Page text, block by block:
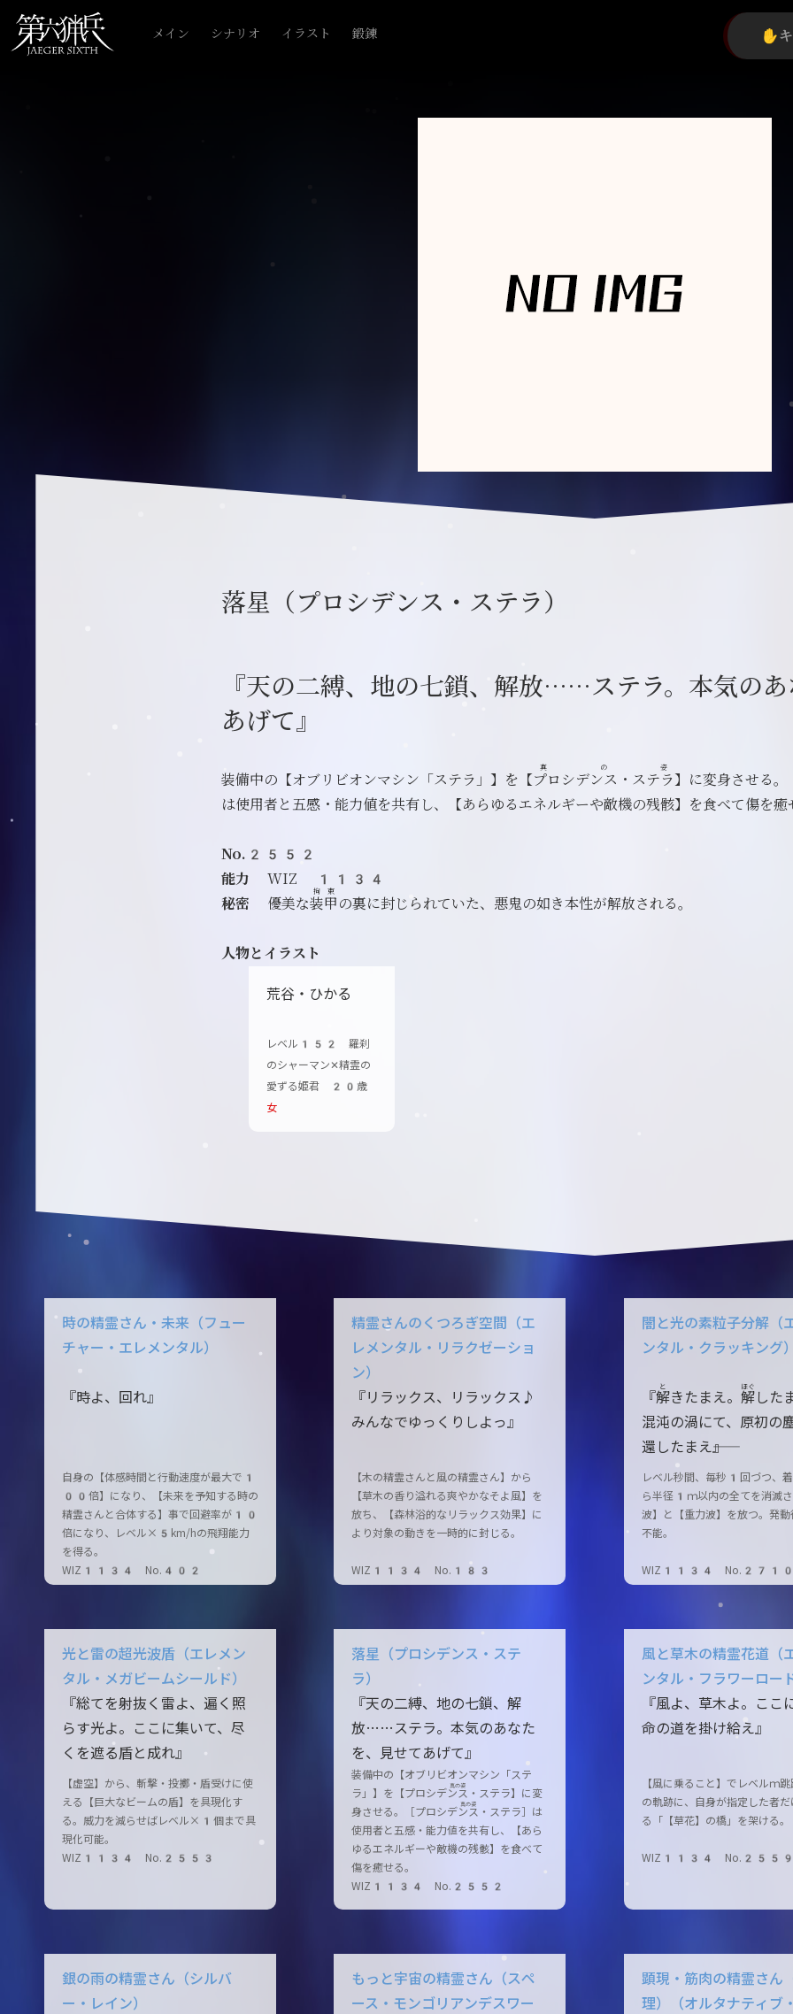
メイン シナリオ イラスト 鍛錬
落星（プロシデンス・ステラ）
『天の二縛、地の七鎖、解放……ステラ。本気の
あげて』
装備中の【オブリビオンマシン「ステラ」】を【プロシデンス・ステラ
真の姿
】に変身させる。
は使用者と五感・能力値を共有し、【あらゆるエネルギーや敵機の残骸】を食べて傷を癒
No.2552
能力WIZ 1134
秘密 優美な装甲
拘束
の裏に封じられていた、悪鬼の如き本性が解放される。
人物とイラスト
荒谷・ひかる
レベル152 羅刹
のシャーマン✕精霊の
愛ずる姫君 20歳
女
時の精霊さん・未来（フュー
チャー・エレメンタル）
『時よ、回れ』
自身の【体感時間と行動速度が最大で1
00倍】になり、【未来を予知する時の
精霊さんと合体する】事で回避率が10
倍になり、レベル×5km/hの飛翔能力
を得る。
WIZ1134 No.402
精霊さんのくつろぎ空間（エ
レメンタル・リラクゼーショ
ン）
『リラックス、リラックス♪
みんなでゆっくりしよっ』
【木の精霊さんと風の精霊さん】から
【草木の香り溢れる爽やかなそよ風】を
放ち、【森林浴的なリラックス効果】に
より対象の動きを一時的に封じる。
WIZ1134 No.183
闇と光の素粒子分解（
ンタル・クラッキング
『解
と
きたまえ。 解
ほぐ
した
混沌の渦にて、原初の
還したまえ――』
レベル秒間、毎秒1回づつ、
ら半径1ｍ以内の全てを消滅
波】と【重力波】を放つ。発動
不能。
WIZ1134
光と雷の超光波盾（エレメン
タル・メガビームシールド）
『総てを射抜く雷よ、遍く照
らす光よ。ここに集いて、尽
くを遮る盾と成れ』
【虚空】から、斬撃・投擲・盾受けに使
える【巨大なビームの盾】を具現化す
る。威力を減らせばレベル×1個まで具
現化可能。
WIZ1134 No.2553
落星（プロシデンス・ステ
ラ）
『天の二縛、地の七鎖、解
放……ステラ。本気のあなた
を、見せてあげて』
装備中の【オブリビオンマシン「ステ
ラ」】を【プロシデン
真の姿
ス・ステラ】に変
身させる。［プロシデン
真の姿
ス・ステラ ］は
使用者と五感・能力値を共有し、【あら
ゆるエネルギーや敵機の残骸】を食べて
傷を癒せる。
WIZ1134 No.2552
風と草木の精霊花道（
ンタル・フラワーロー
『風よ、草木よ。ここ
命の道を掛け給え』
【風に乗ること】でレベルｍ
の軌跡に、自身が指定した者だ
る「【草花】の橋」を架ける。
WIZ1134
銀の雨の精霊さん（シルバ
ー・レイン）
もっと宇宙の精霊さん（スペ
ース・モンゴリアンデスワー
顕現・筋肉の精霊さん
理）（オルタナティブ